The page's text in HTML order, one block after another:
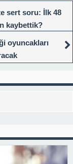
sert soru: İlk 48
kaybettik?
oyuncakları